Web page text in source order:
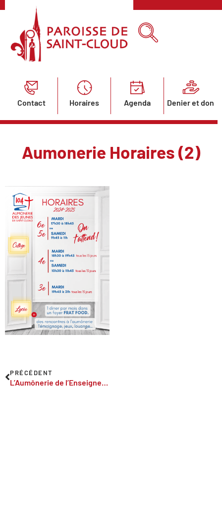
Contact Horaires Agenda Denier et don
Aumonerie Horaires (2)
PRÉCÉDENT
L’Aumônerie de l’Enseignement Public